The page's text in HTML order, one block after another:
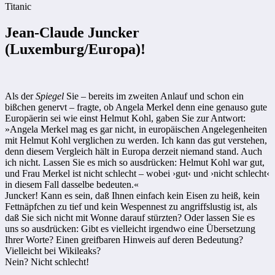
Titanic
Jean-Claude Juncker
(Luxemburg/Europa)!
Als derSpiegel Sie – bereits im zweiten Anlauf und schon ein
bißchen genervt – fragte, ob Angela Merkel denn eine genauso gute
Europäerin sei wie einst Helmut Kohl, gaben Sie zur Antwort:
»Angela Merkel mag es gar nicht, in europäischen Angelegenheiten
mit Helmut Kohl verglichen zu werden. Ich kann das gut verstehen,
denn diesem Vergleich hält in Europa derzeit niemand stand. Auch
ich nicht. Lassen Sie es mich so ausdrücken: Helmut Kohl war gut,
und Frau Merkel ist nicht schlecht – wobei ›gut‹ und ›nicht schlecht‹
in diesem Fall dasselbe bedeuten.«
Juncker! Kann es sein, daß Ihnen einfach kein Eisen zu heiß, kein
Fettnäpfchen zu tief und kein Wespennest zu angriffslustig ist, als
daß Sie sich nicht mit Wonne darauf stürzten? Oder lassen Sie es
uns so ausdrücken: Gibt es vielleicht irgendwo eine Übersetzung
Ihrer Worte? Einen greifbaren Hinweis auf deren Bedeutung?
Vielleicht bei Wikileaks?
Nein? Nicht schlecht!